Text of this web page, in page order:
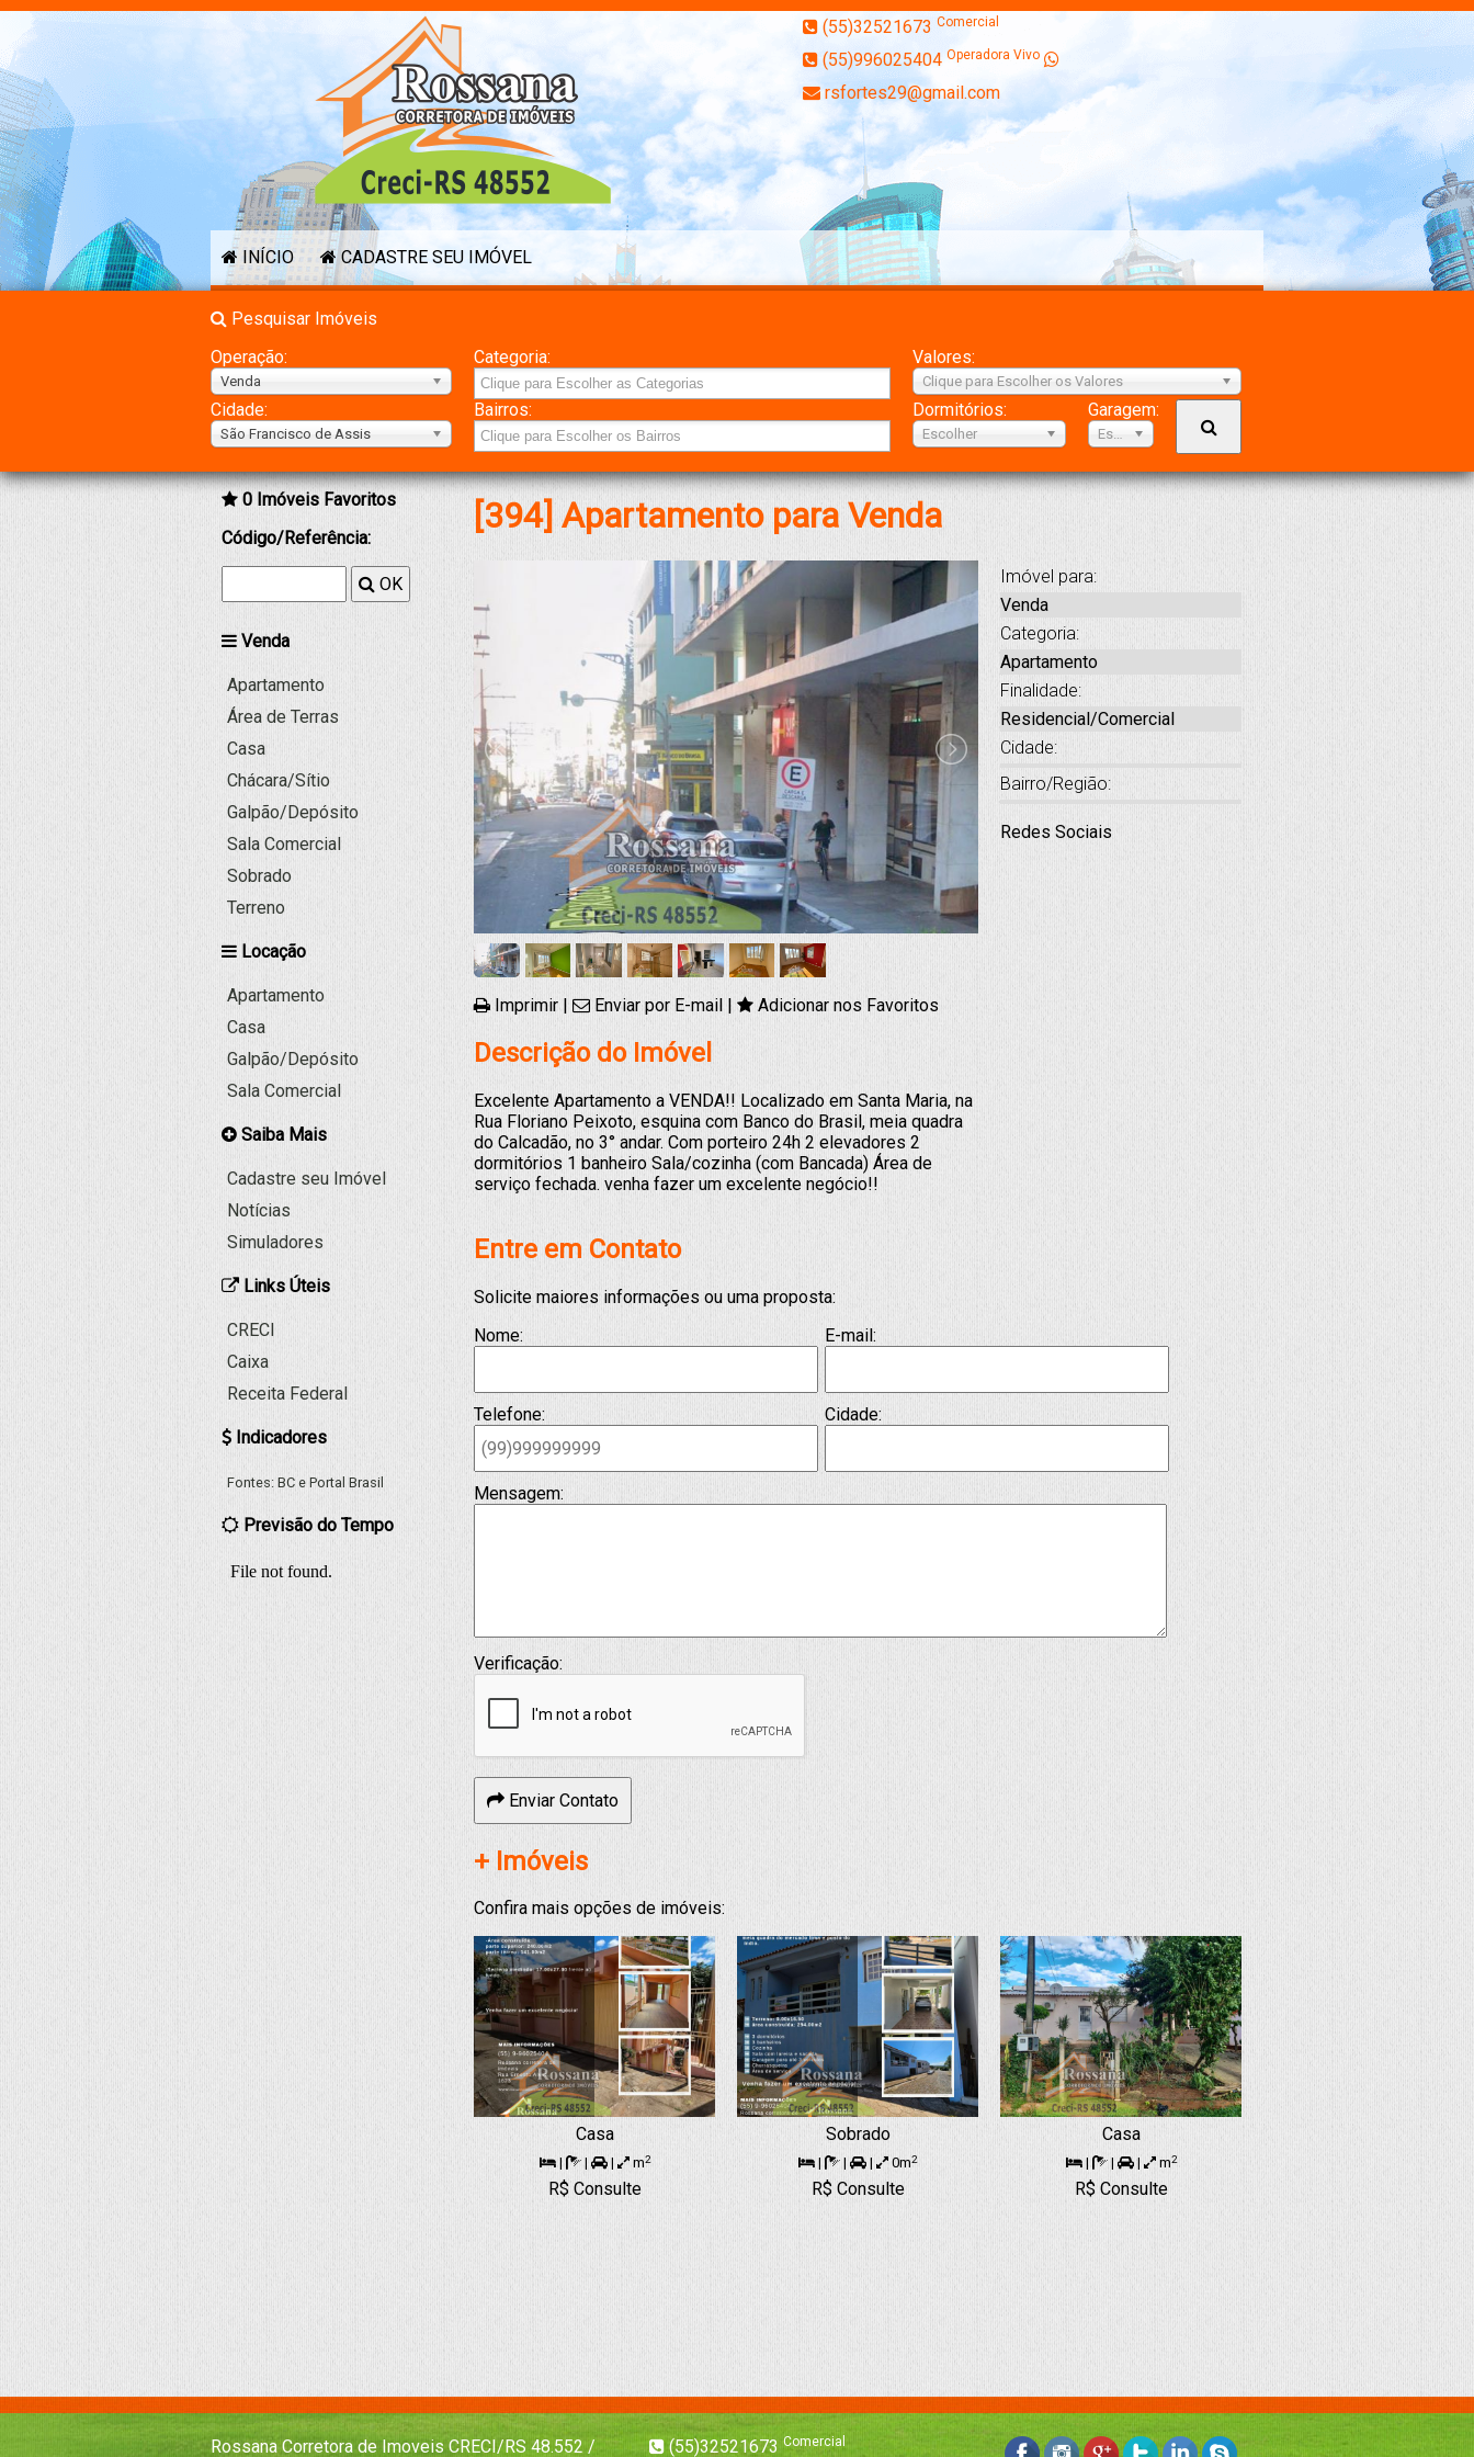
(55)32521673 Comercial
(55)996025404 Operadora Vivo
rsfortes29@gmail.com
INÍCIO CADASTRE SEU IMÓVEL
Pesquisar Imóveis
Operação:
Venda
Categoria: Valores:
Clique para Escolher os Valores
Cidade:
São Francisco de Assis
Bairros: Dormitórios:
Escolher
Garagem:
Escolher
0 Imóveis Favoritos
Código/Referência:
OK
Venda
Apartamento
Área de Terras
Casa
Chácara/Sítio
Galpão/Depósito
Sala Comercial
Sobrado
Terreno
Locação
Apartamento
Casa
Galpão/Depósito
Sala Comercial
Saiba Mais
Cadastre seu Imóvel
Notícias
Simuladores
Links Úteis
CRECI
Caixa
Receita Federal
Indicadores
Fontes: BC e Portal Brasil
Previsão do Tempo
[394] Apartamento para Venda
Imprimir | Enviar por E-mail | Adicionar nos Favoritos
Descrição do Imóvel
Excelente Apartamento a VENDA!! Localizado em Santa Maria, na
Rua Floriano Peixoto, esquina com Banco do Brasil, meia quadra
do Calcadão, no 3° andar. Com porteiro 24h 2 elevadores 2
dormitórios 1 banheiro Sala/cozinha (com Bancada) Área de
serviço fechada. venha fazer um excelente negócio!!
Imóvel para:
Venda
Categoria:
Apartamento
Finalidade:
Residencial/Comercial
Cidade:
Bairro/Região:
Redes Sociais
Entre em Contato
Solicite maiores informações ou uma proposta:
Nome:
Telefone:
E-mail:
Cidade:
Mensagem:
Verificação:
Enviar Contato
+ Imóveis
Confira mais opções de imóveis:
Casa
| | | m2
R$ Consulte
Sobrado
| | | 0m2
R$ Consulte
Casa
| | | m2
R$ Consulte
Rossana Corretora de Imoveis CRECI/RS 48.552 / (55)32521673 Comercial